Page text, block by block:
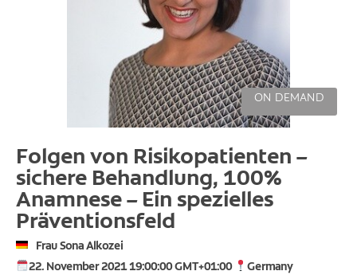
ON DEMAND
Folgen von Risikopatienten –
sichere Behandlung, 100%
Anamnese – Ein spezielles
Präventionsfeld
Frau Sona Alkozei
22. November 2021 19:00:00 GMT+01:00
Germany